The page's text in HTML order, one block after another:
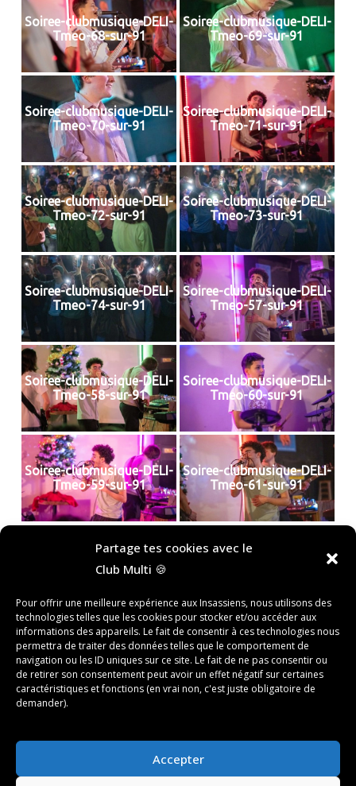
Partage tes cookies avec le
Club Multi 🍪
Pour offrir une meilleure expérience aux Insassiens, nous utilisons des
technologies telles que les cookies pour stocker et/ou accéder aux
informations des appareils. Le fait de consentir à ces technologies nous
permettra de traiter des données telles que le comportement de
navigation ou les ID uniques sur ce site. Le fait de ne pas consentir ou
de retirer son consentement peut avoir un effet négatif sur certaines
caractéristiques et fonctions (en vrai non, c'est juste obligatoire de
demander).
Accepter
Soiree-clubmusique-DELI-
Tmeo-68-sur-91
Soiree-clubmusique-DELI-
Tmeo-69-sur-91
Soiree-clubmusique-DELI-
Tmeo-70-sur-91
Soiree-clubmusique-DELI-
Tmeo-71-sur-91
Soiree-clubmusique-DELI-
Tmeo-72-sur-91
Soiree-clubmusique-DELI-
Tmeo-73-sur-91
Soiree-clubmusique-DELI-
Tmeo-74-sur-91
Soiree-clubmusique-DELI-
Tmeo-57-sur-91
Soiree-clubmusique-DELI-
Tmeo-58-sur-91
Soiree-clubmusique-DELI-
Tmeo-60-sur-91
Soiree-clubmusique-DELI-
Tmeo-59-sur-91
Soiree-clubmusique-DELI-
Tmeo-61-sur-91
« ‹ of 4 »
Rechercher
RECHERCHER
Recent Posts